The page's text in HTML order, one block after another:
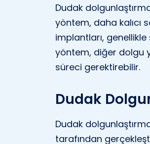
Dudak
yöntem, daha kalıcı
implantları,
yöntem, diğer dolgu
süreci gerektirebilir.
Dudak
Dudak
tarafından